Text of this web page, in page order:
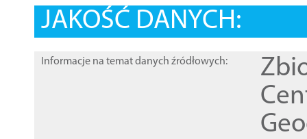
JAKOŚĆ DANYCH:
Informacje na temat danych źródłowych: